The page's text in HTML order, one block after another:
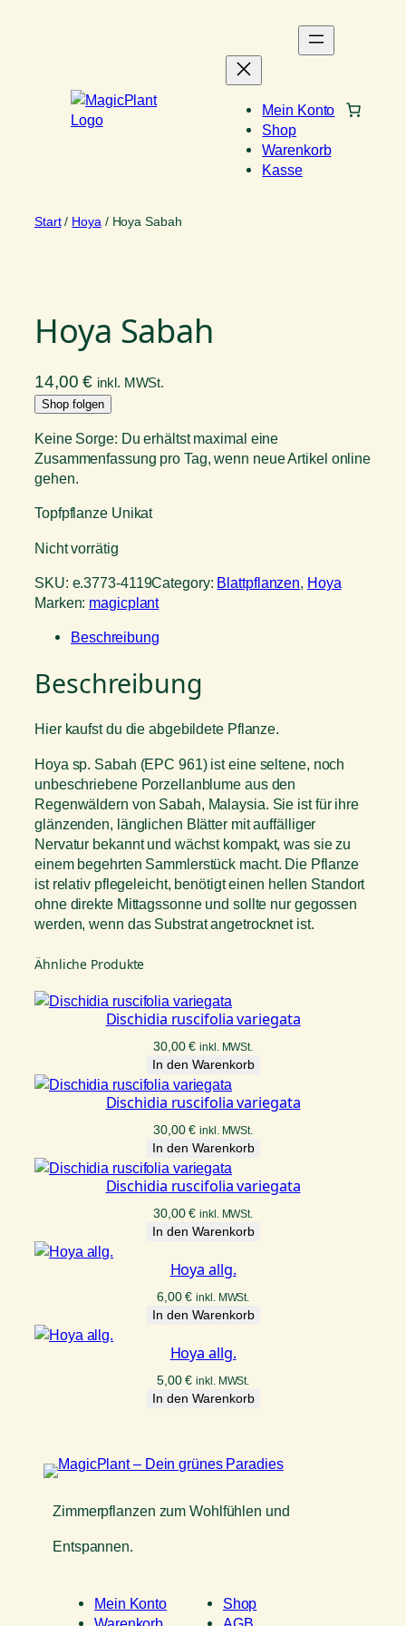
Mein Konto
Shop
Warenkorb
Kasse
Start/ Hoya / Hoya Sabah
Hoya Sabah
14,00€ inkl. MWSt.
Shop folgen
Keine Sorge: Du erhältst maximal eine
Zusammenfassung pro Tag, wenn neue Artikel online
gehen.
Topfpflanze Unikat
Nicht vorrätig
SKU: e.3773-4119Category: Blattpflanzen, Hoya
Marken: magicplant
Beschreibung
Beschreibung
Hier kaufst du die abgebildete Pflanze.
Hoya sp. Sabah (EPC 961) ist eine seltene, noch
unbeschriebene Porzellanblume aus den
Regenwäldern von Sabah, Malaysia. Sie ist für ihre
glänzenden, länglichen Blätter mit auffälliger
Nervatur bekannt und wächst kompakt, was sie zu
einem begehrten Sammlerstück macht. Die Pflanze
ist relativ pflegeleicht, benötigt einen hellen Standort
ohne direkte Mittagssonne und sollte nur gegossen
werden, wenn das Substrat angetrocknet ist.
Ähnliche Produkte
Dischidia ruscifolia variegata
30,00€ inkl. MWSt.
In den Warenkorb
Dischidia ruscifolia variegata
30,00€ inkl. MWSt.
In den Warenkorb
Dischidia ruscifolia variegata
30,00€ inkl. MWSt.
In den Warenkorb
Hoya allg.
6,00€ inkl. MWSt.
In den Warenkorb
Hoya allg.
5,00€ inkl. MWSt.
In den Warenkorb
Zimmerpflanzen zum Wohlfühlen und
Entspannen.
Mein Konto
Shop